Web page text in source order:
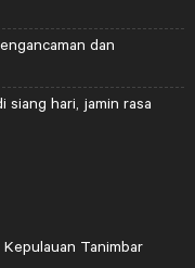
dan
siang hari, jamin rasa
Kepulauan Tanimbar